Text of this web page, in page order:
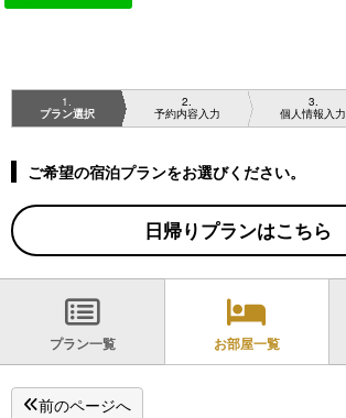
1
プラン選択
2
予約内容入力
3
個人情報入力
ご希望の宿泊プランをお選びください。
日帰りプランはこちら
プラン一覧 お部屋一覧
前のページへ